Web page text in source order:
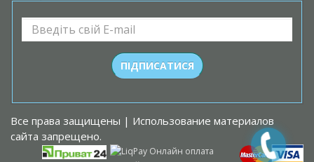
Все права защищены | Использование материалов
сайта запрещено.